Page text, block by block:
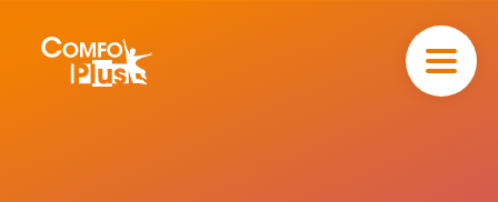
navigatieComfoPlus